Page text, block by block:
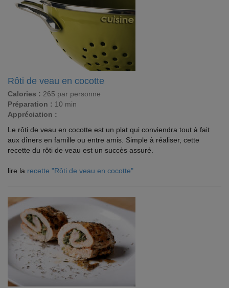
Rôti de veau en cocotte
Calories : 265 par personne
Préparation : 10 min
Appréciation :
Le rôti de veau en cocotte est un plat qui conviendra tout à fait
aux dîners en famille ou entre amis. Simple à réaliser, cette
recette du rôti de veau est un succès assuré.
lire la recette "Rôti de veau en cocotte"